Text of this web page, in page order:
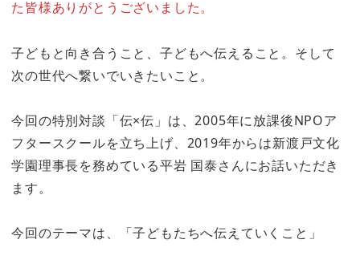
た皆様ありがとうございました。
子どもと向き合うこと、子どもへ伝えること。そして
次の世代へ繋いでいきたいこと。
今回の特別対談「伝×伝」は、2005年に放課後NPOア
フタースクールを立ち上げ、2019年からは新渡戸文化
学園理事長を務めている平岩 国泰さんにお話いただき
ます。
今回のテーマは、「子どもたちへ伝えていくこと」